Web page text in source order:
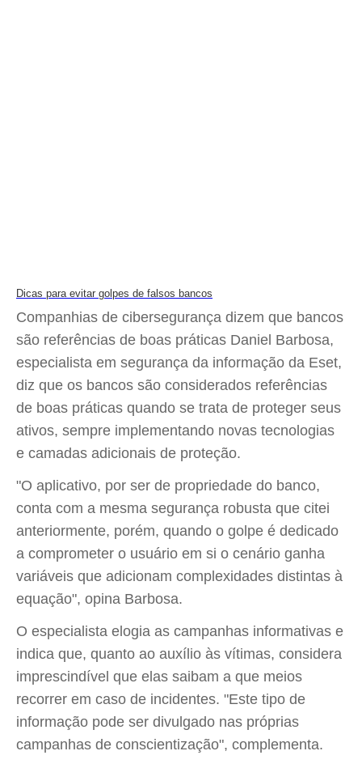
Dicas para evitar golpes de falsos bancos
Companhias de cibersegurança dizem que bancos
são referências de boas práticas Daniel Barbosa,
especialista em segurança da informação da Eset,
diz que os bancos são considerados referências
de boas práticas quando se trata de proteger seus
ativos, sempre implementando novas tecnologias
e camadas adicionais de proteção.
"O aplicativo, por ser de propriedade do banco,
conta com a mesma segurança robusta que citei
anteriormente, porém, quando o golpe é dedicado
a comprometer o usuário em si o cenário ganha
variáveis que adicionam complexidades distintas à
equação", opina Barbosa.
O especialista elogia as campanhas informativas e
indica que, quanto ao auxílio às vítimas, considera
imprescindível que elas saibam a que meios
recorrer em caso de incidentes. "Este tipo de
informação pode ser divulgado nas próprias
campanhas de conscientização", complementa.